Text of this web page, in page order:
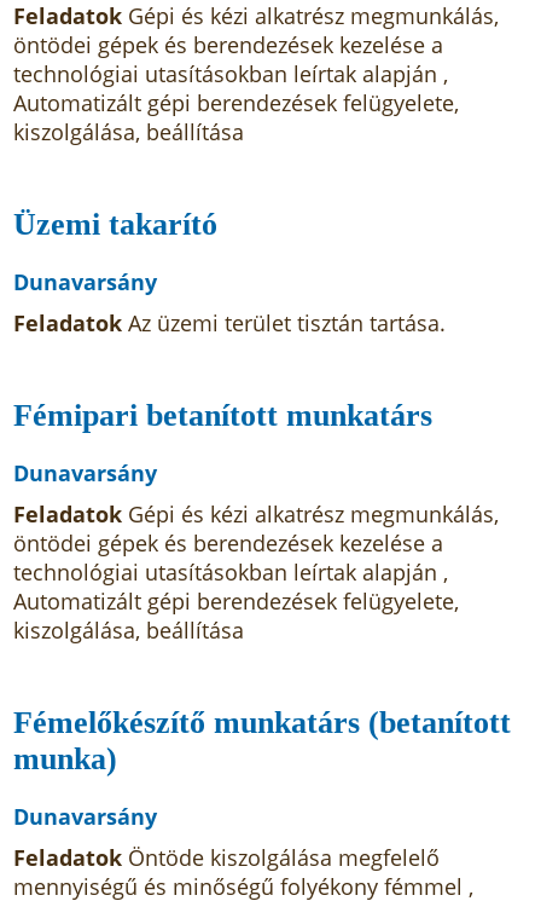
Feladatok Gépi és kézi alkatrész megmunkálás,
öntödei gépek és berendezések kezelése a
technológiai utasításokban leírtak alapján ,
Automatizált gépi berendezések felügyelete,
kiszolgálása, beállítása
Üzemi takarító
Dunavarsány
FeladatokAz üzemi terület tisztán tartása.
Fémipari betanított munkatárs
Dunavarsány
Feladatok Gépi és kézi alkatrész megmunkálás,
öntödei gépek és berendezések kezelése a
technológiai utasításokban leírtak alapján ,
Automatizált gépi berendezések felügyelete,
kiszolgálása, beállítása
Fémelőkészítő munkatárs (betanított
munka)
Dunavarsány
Feladatok Öntöde kiszolgálása megfelelő
mennyiségű és minőségű folyékony fémmel ,